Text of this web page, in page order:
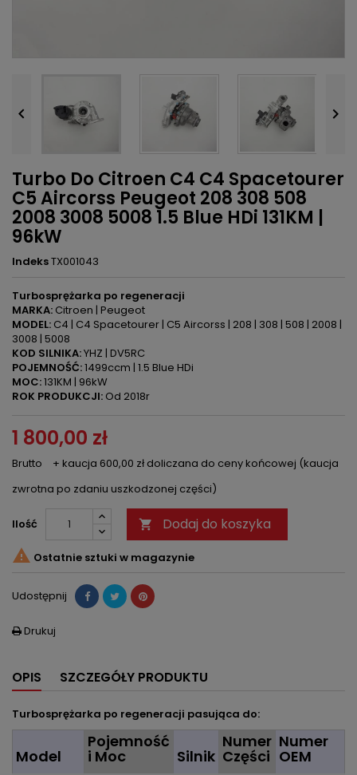
 
Turbo Do Citroen C4 C4 Spacetourer
C5 Aircorss Peugeot 208 308 508
2008 3008 5008 1.5 Blue HDi 131KM |
96kW
IndeksTX001043
Turbosprężarka po regeneracji
MARKA: Citroen | Peugeot
MODEL: C4 | C4 Spacetourer | C5 Aircorss | 208 | 308 | 508 | 2008 |
3008 | 5008
KOD SILNIKA:YHZ | DV5RC
POJEMNOŚĆ:1499ccm | 1.5 Blue HDi
MOC:131KM | 96kW
ROK PRODUKCJI: Od 2018r
1 800,00 zł
Brutto
+ kaucja 600,00 zł doliczana do ceny końcowej (kaucja
zwrotna po zdaniu uszkodzonej części)
Ilość  Dodaj do koszyka
 Ostatnie sztuki w magazynie
Udostępnij
 Drukuj
OPIS SZCZEGÓŁY PRODUKTU
Turbosprężarka po regeneracji pasująca do:
Model
Pojemność
i Moc Silnik
Numer
Części
Numer
OEM